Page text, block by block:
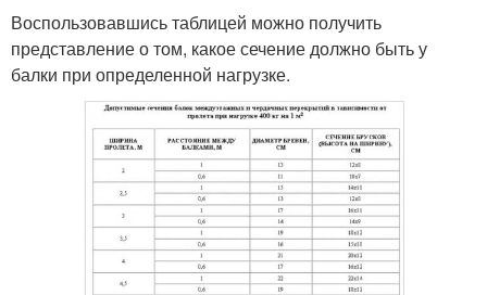
Воспользовавшись таблицей можно получить
представление о том, какое сечение должно быть у
балки при определенной нагрузке.